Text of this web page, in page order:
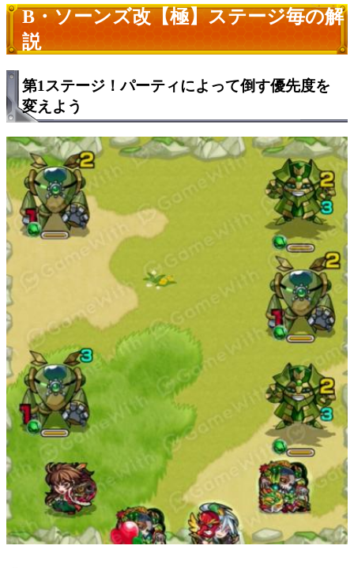
B・ソーンズ改【極】ステージ毎の解
説
第1ステージ！パーティによって倒す優先度を
変えよう